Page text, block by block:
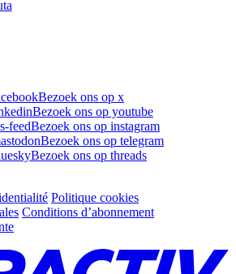
Bezoek ons op x
Bezoek ons op youtube
feedBezoek ons op instagram
Bezoek ons op telegram
Bezoek ons op threads
Politique cookies
Conditions d’abonnement